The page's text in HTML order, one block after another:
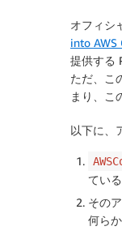
オフィシ
into AWS
提供する
ただ、こ
まり、こ
以下に、
てい
その
何ら